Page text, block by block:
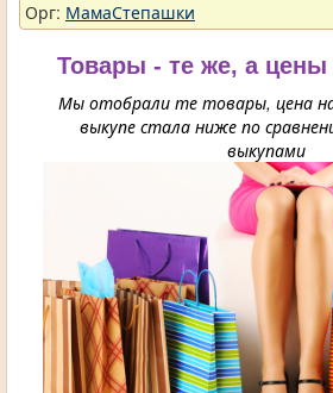
Орг: МамаСтепашки
Товары - те же, а цены
Мы отобрали те товары, цена
выкупе стала ниже по
выкупами